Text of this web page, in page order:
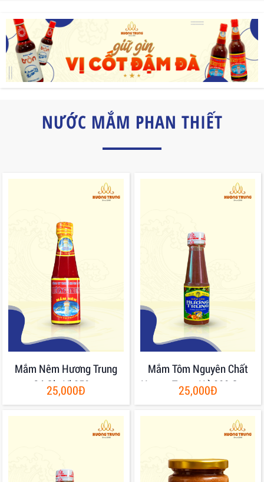
NƯỚC MẮM PHAN THIẾT
Mắm Nêm Hương Trung
Có Gia Vị 250gr
25,000Đ
Mắm Tôm Nguyên Chất
Hương Trung Hủ 200 Gram
25,000Đ